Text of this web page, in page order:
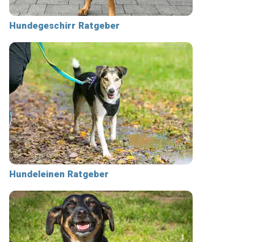
Hundegeschirr Ratgeber
Hundeleinen Ratgeber